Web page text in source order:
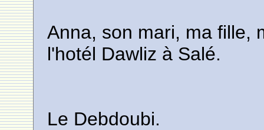
Anna, son mari, ma fille,
l'hotél Dawliz à Salé.
Le Debdoubi.